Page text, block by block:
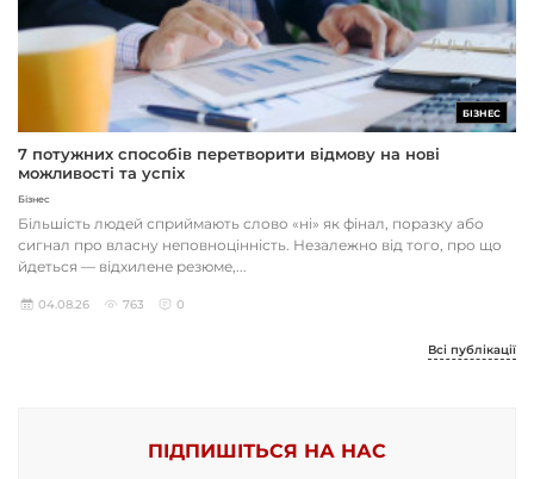
БІЗНЕС
7 потужних способів перетворити відмову на нові
можливості та успіх
Бізнес
Більшість людей сприймають слово «ні» як фінал, поразку або
сигнал про власну неповноцінність. Незалежно від того, про що
йдеться — відхилене резюме,...
04.08.26 763 0
Всі публікації
ПІДПИШІТЬСЯ НА НАС